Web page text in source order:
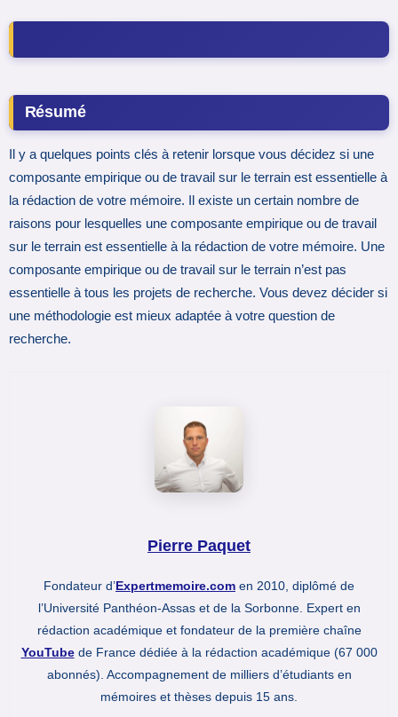
Résumé
Il y a quelques points clés à retenir lorsque vous décidez si une
composante empirique ou de travail sur le terrain est essentielle à
la rédaction de votre mémoire. Il existe un certain nombre de
raisons pour lesquelles une composante empirique ou de travail
sur le terrain est essentielle à la rédaction de votre mémoire. Une
composante empirique ou de travail sur le terrain n’est pas
essentielle à tous les projets de recherche. Vous devez décider si
une méthodologie est mieux adaptée à votre question de
recherche.
Pierre Paquet
Fondateur d’Expertmemoire.com en 2010, diplômé de
l’Université Panthéon-Assas et de la Sorbonne. Expert en
rédaction académique et fondateur de la première chaîne
YouTubede France dédiée à la rédaction académique (67 000
abonnés). Accompagnement de milliers d’étudiants en
mémoires et thèses depuis 15 ans.